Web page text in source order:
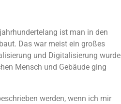
ist man in den
Das war meist ein großes
und Digitalisierung wurde
Mensch und Gebäude ging
werden, wenn ich mir